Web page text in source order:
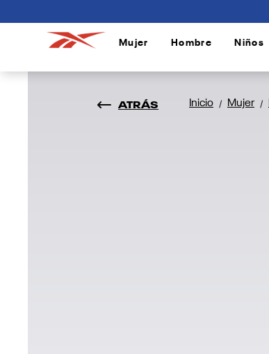
Mujer Hombre Niños
ATRÁS Inicio / Mujer /